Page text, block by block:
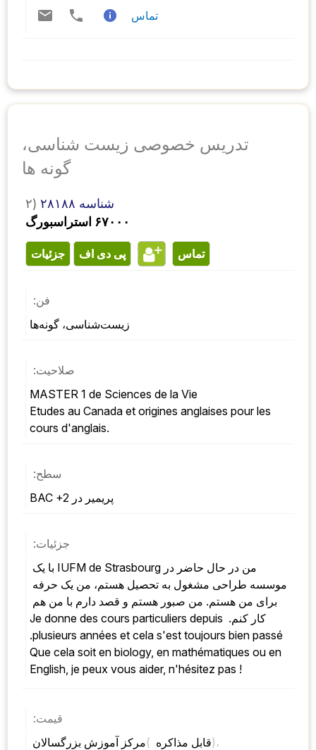
تماس
تدریس خصوصی زیست شناسی،
گونه ها
۲)
شناسه ۲۸۱۸۸
۶۷۰۰۰ استراسبورگ
جزئیات پی دی اف تماس
فن:
زیست‌شناسی، گونه‌ها
صلاحیت:
MASTER 1 de Sciences de la Vie
Etudes au Canada et origines anglaises pour les
cours d'anglais.
سطح:
پریمیر در BAC +2
جزئیات:
من در حال حاضر در IUFM de Strasbourg با یک
کار کنم. Je donne des cours particuliers depuis
Que cela soit en biology, en mathématiques ou en
English, je peux vous aider, n'hésitez pas !
قیمت:
مرکز آموزش بزرگسالان ( قابل مذاکره )،